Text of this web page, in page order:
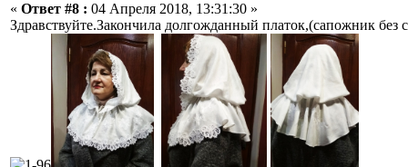
« Ответ #8 : 04 Апреля 2018, 13:31:30 »
Здравствуйте.Закончила долгожданный платок,(сапожник